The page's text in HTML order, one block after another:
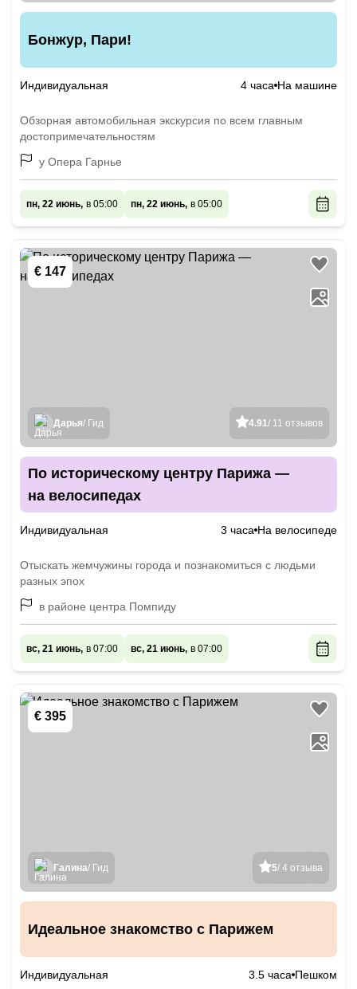
Бонжур, Пари!
Индивидуальная 4 часа На машине
Обзорная автомобильная экскурсия по всем главным
достопримечательностям
у Опера Гарнье
пн, 22 июнь, в 05:00 пн, 22 июнь, в 05:00
€ 147
4.91/ 11 отзывов
Дарья/ Гид
По историческому центру Парижа —
на велосипедах
Индивидуальная 3 часа На велосипеде
Отыскать жемчужины города и познакомиться с людьми
разных эпох
в районе центра Помпиду
вс, 21 июнь, в 07:00 вс, 21 июнь, в 07:00
€ 395
5/ 4 отзыва
Галина/ Гид
Идеальное знакомство с Парижем
Индивидуальная 3.5 часа Пешком